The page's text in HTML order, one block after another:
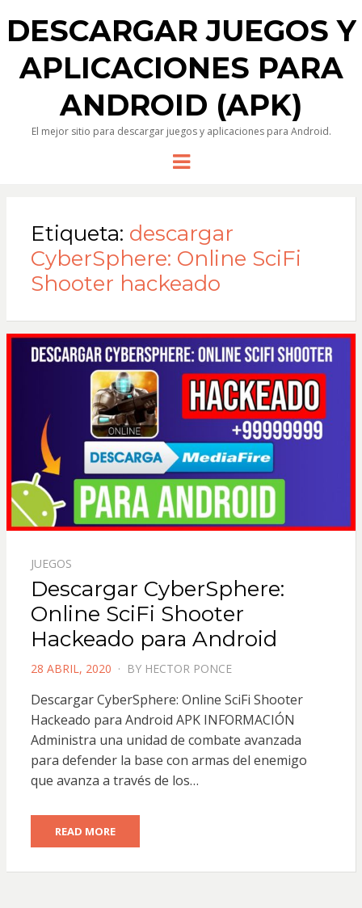
DESCARGAR JUEGOS Y
APLICACIONES PARA
ANDROID (APK)
El mejor sitio para descargar juegos y aplicaciones para Android.
Menu
Etiqueta: descargar
CyberSphere: Online SciFi
Shooter hackeado
JUEGOS
Descargar CyberSphere:
Online SciFi Shooter
Hackeado para Android
POSTED
28 ABRIL, 2020 BY HECTOR PONCE
Descargar CyberSphere: Online SciFi Shooter
Hackeado para Android APK INFORMACIÓN
Administra una unidad de combate avanzada
para defender la base con armas del enemigo
que avanza a través de los…
READ MORE